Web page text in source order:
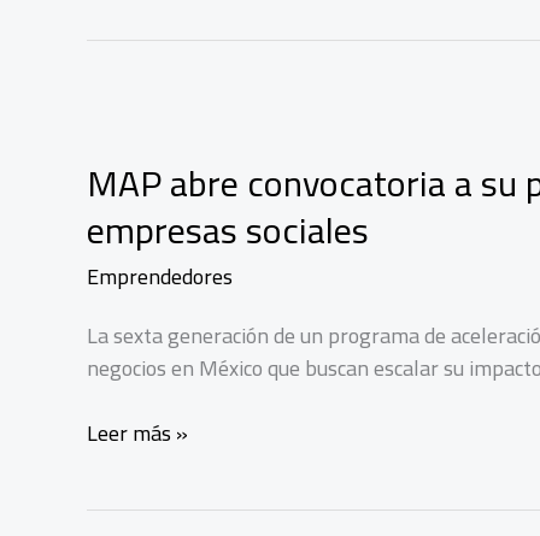
MAP abre convocatoria a
empresas sociales
Emprendedores
La sexta generación de un programa de
negocios en México que buscan escalar su
MAP
Leer más »